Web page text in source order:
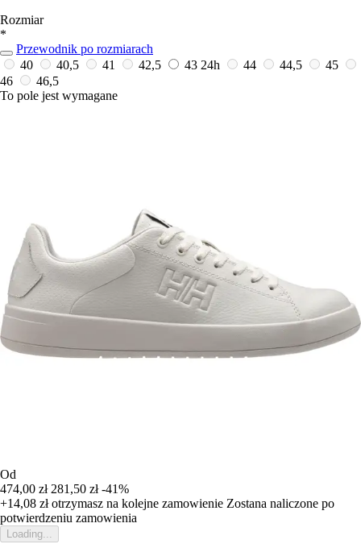
Rozmiar
*
Przewodnik po rozmiarach
40
40,5 41 42,5 43 24h 44 44,5
45
46
46,5
To pole jest wymagane
Od
474,00 zł 281,50 zł -41%
+14,08 złotrzymasz na kolejne zamowienie Zostana naliczone po
potwierdzeniu zamowienia
Loading...